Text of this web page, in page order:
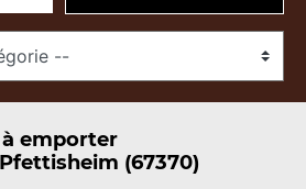
à emporter
(67370)